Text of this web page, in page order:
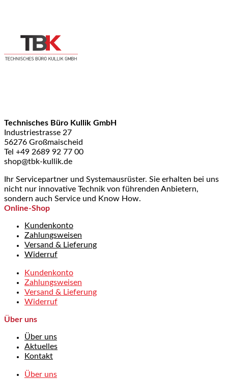
Technisches Büro Kullik GmbH
Industriestrasse 27
56276 Großmaischeid
Tel +49 2689 92 77 00
shop@tbk-kullik.de
Ihr Servicepartner und Systemausrüster. Sie erhalten bei uns
nicht nur innovative Technik von führenden Anbietern,
sondern auch Service und Know How.
Online-Shop
Kundenkonto
Zahlungsweisen
Versand & Lieferung
Widerruf
Kundenkonto
Zahlungsweisen
Versand & Lieferung
Widerruf
Über uns
Über uns
Aktuelles
Kontakt
Über uns